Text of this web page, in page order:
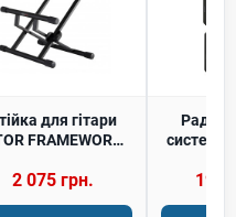
для гітари
FRAMEWORKS
Amp Stand
2 075 грн.
система
19